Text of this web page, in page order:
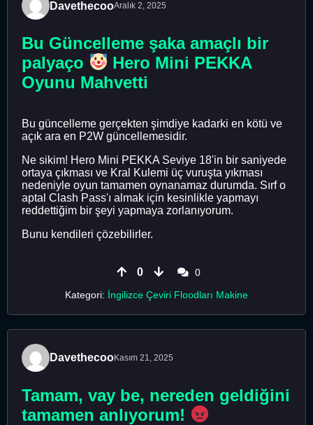
DavethecooAralık 2, 2025
Bu Güncelleme şaka amaçlı bir
palyaço
Hero Mini PEKKA
Oyunu Mahvetti
Bu güncelleme gerçekten şimdiye kadarki en kötü ve
açık ara en P2W güncellemesidir.
Ne sikim! Hero Mini PEKKA Seviye 18'in bir saniyede
ortaya çıkması ve Kral Kulemi üç vuruşta yıkması
nedeniyle oyun tamamen oynanamaz durumda. Sırf o
aptal Clash Pass'ı almak için kesinlikle yapmayı
reddettiğim bir şeyi yapmaya zorlanıyorum.
Bunu kendileri çözebilirler.
0
0
Kategori: İngilizce Çeviri Floodları Makine
DavethecooKasım 21, 2025
Tamam, vay be, nereden geldiğini
tamamen anlıyorum!